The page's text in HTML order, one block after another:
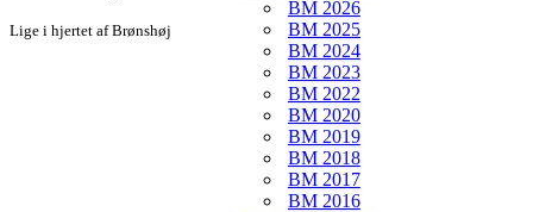
Lige i hjertet af Brønshøj
BM 2026
BM 2025
BM 2024
BM 2023
BM 2022
BM 2020
BM 2019
BM 2018
BM 2017
BM 2016